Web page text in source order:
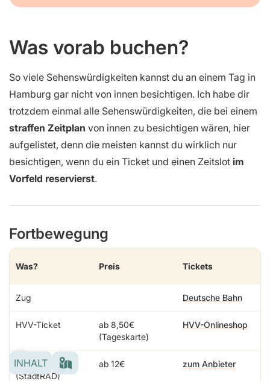
Was vorab buchen?
So viele Sehenswürdigkeiten kannst du an einem Tag in
Hamburg gar nicht von innen besichtigen. Ich habe dir
trotzdem einmal alle Sehenswürdigkeiten, die bei einem
straffen Zeitplan von innen zu besichtigen wären, hier
aufgelistet, denn die meisten kannst du wirklich nur
besichtigen, wenn du ein Ticket und einen Zeitslot im
Vorfeld reservierst.
Fortbewegung
Was? Preis Tickets
Zug Deutsche Bahn
HVV-Ticket
ab 8,50€
(Tageskarte)
HVV-Onlineshop
Fahrrad
(StadtRAD)
ab 12€ zum Anbieter
INHALT